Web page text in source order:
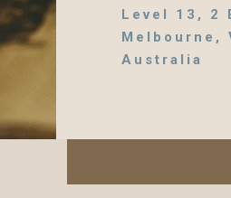
Level 13, 2
Melbourne,
Australia